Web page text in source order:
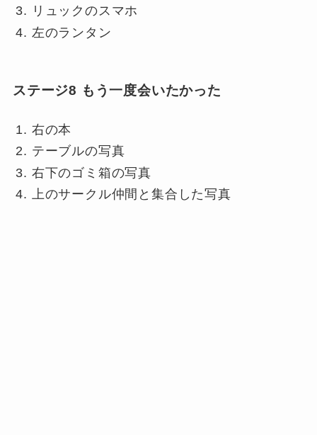
リュックのスマホ
左のランタン
ステージ8 もう一度会いたかった
右の本
テーブルの写真
右下のゴミ箱の写真
上のサークル仲間と集合した写真